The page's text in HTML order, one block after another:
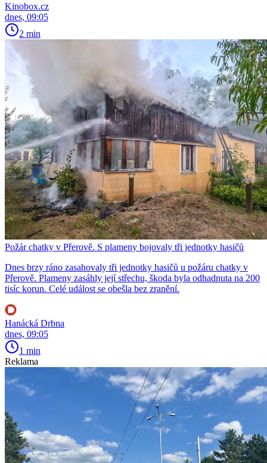
Kinobox.cz
dnes, 09:05
2 min
Požár chatky v Přerově. S plameny bojovaly tři jednotky hasičů
Dnes brzy ráno zasahovaly tři jednotky hasičů u požáru chatky v
Přerově. Plameny zasáhly její střechu, škoda byla odhadnuta na 200
tisíc korun. Celé událost se obešla bez zranění.
Hanácká Drbna
dnes, 09:05
1 min
Reklama